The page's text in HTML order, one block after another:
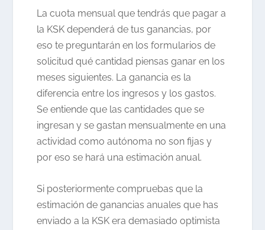
La cuota mensual que tendrás que pagar a
la KSK dependerá de tus ganancias, por
eso te preguntarán en los formularios de
solicitud qué cantidad piensas ganar en los
meses siguientes. La ganancia es la
diferencia entre los ingresos y los gastos.
Se entiende que las cantidades que se
ingresan y se gastan mensualmente en una
actividad como autónoma no son fijas y
por eso se hará una estimación anual.
Si posteriormente compruebas que la
estimación de ganancias anuales que has
enviado a la KSK era demasiado optimista